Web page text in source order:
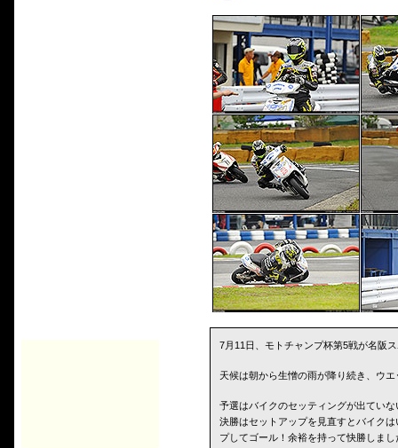
7月11日、モトチャンプ杯第5戦が名阪
天候は朝から生憎の雨が降り続き、ウ
予選はバイクのセッティングが出てい
決勝はセットアップを見直すとバイク
プしてゴール！余裕を持って快勝しまし